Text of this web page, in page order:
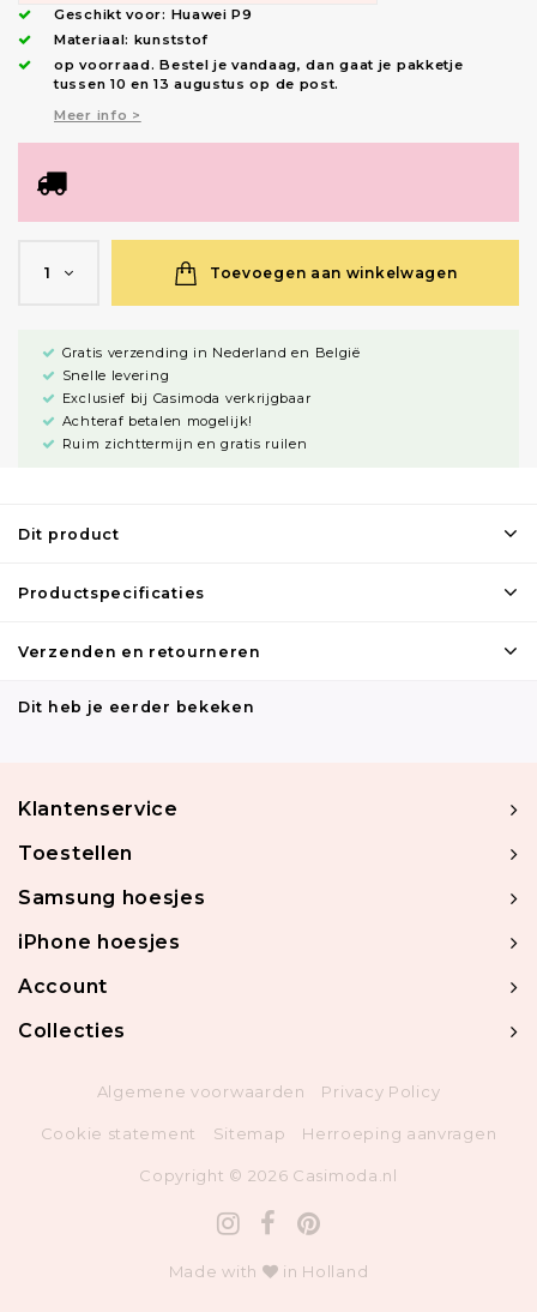
Geschikt voor: Huawei P9
Materiaal: kunststof
op voorraad.Bestel je vandaag, dan gaat je pakketje
tussen 10 en 13 augustus op de post.
Meer info >
1 Toevoegen aan winkelwagen
Gratis verzending in Nederland en België
Snelle levering
Exclusief bij Casimoda verkrijgbaar
Achteraf betalen mogelijk!
Ruim zichttermijn en gratis ruilen
Dit product
Productspecificaties
Verzenden en retourneren
Dit heb je eerder bekeken
Klantenservice
Toestellen
Samsung hoesjes
iPhone hoesjes
Account
Collecties
Algemene voorwaarden Privacy Policy
Cookie statement Sitemap Herroeping aanvragen
Copyright © 2026 Casimoda.nl
Made with in Holland